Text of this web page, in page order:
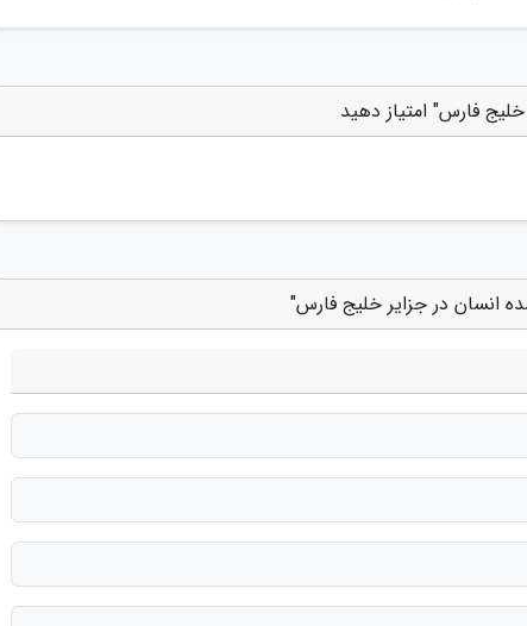
فارس" امتیاز دهید
انسان در جزایر خلیج فارس"